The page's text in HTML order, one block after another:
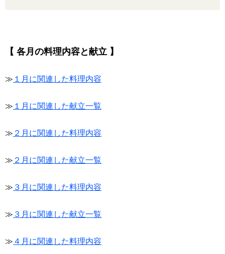
【 各月の料理内容と献立 】
≫ １月に関連した料理内容
≫ １月に関連した献立一覧
≫ ２月に関連した料理内容
≫ ２月に関連した献立一覧
≫ ３月に関連した料理内容
≫ ３月に関連した献立一覧
≫ ４月に関連した料理内容